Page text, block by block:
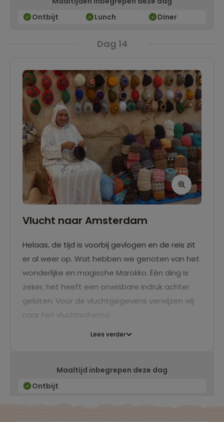
Ontbijt
Lunch Diner
Dag 14
Vlucht naar Amsterdam
Helaas, de tijd is voorbij gevlogen en de reis zit
er al weer op. Wat hebben we genoten van het
wonderlijke en magische Marokko. Één ding is
zeker, het heeft een onwisbare indruk achter
gelaten. Voor de vluchtgegevens verwijzen wij
naar het vluchtschema.
Lees verder
Maaltijd inbegrepen deze dag
Ontbijt